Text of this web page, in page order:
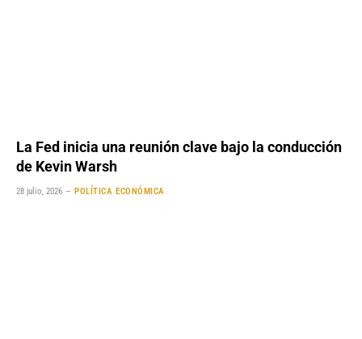
La Fed inicia una reunión clave bajo la conducción
de Kevin Warsh
28 julio, 2026 POLÍTICA ECONÓMICA